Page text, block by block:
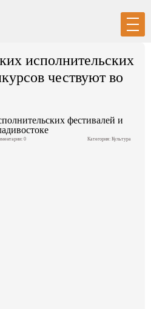
Политика
исполнительских
чествуют во
0 Категория: Культура